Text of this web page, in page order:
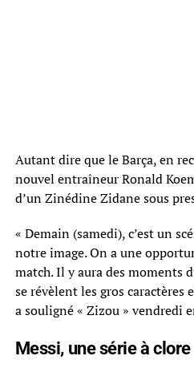
Autant dire que le Barça, en
nouvel entraîneur Ronald
d’un Zinédine Zidane sous
« Demain (samedi), c’est un
notre image. On a une
match. Il y aura des moments
se révèlent les gros caractères
a souligné « Zizou » vendredi
Messi, une série à clore